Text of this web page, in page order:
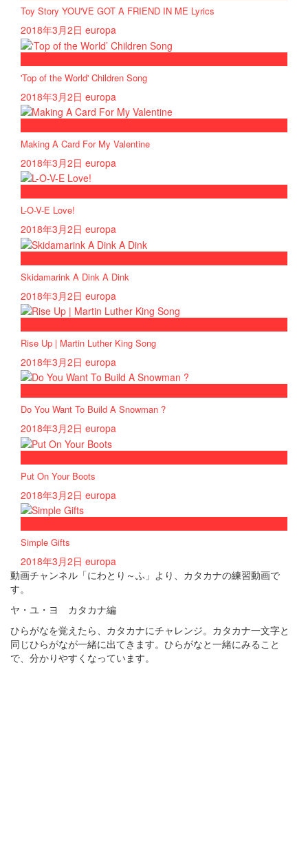
Toy Story YOU'VE GOT A FRIEND IN ME Lyrics
2018年3月2日 europa
'Top of the World' Children Song
2018年3月2日 europa
Making A Card For My Valentine
2018年3月2日 europa
L-O-V-E Love!
2018年3月2日 europa
Skidamarink A Dink A Dink
2018年3月2日 europa
Rise Up | Martin Luther King Song
2018年3月2日 europa
Do You Want To Build A Snowman ?
2018年3月2日 europa
Put On Your Boots
2018年3月2日 europa
Simple Gifts
2018年3月2日 europa
動画チャンネル「にわとり～ふ」より、カタカナの練習動画で
す。
ヤ・ユ・ヨ カタカナ編
ひらがなを覚えたら、カタカナにチャレンジ。カタカナ一文字と
同じひらがなが一緒に出てきます。ひらがなと一緒にみること
で、分かりやすくなっています。